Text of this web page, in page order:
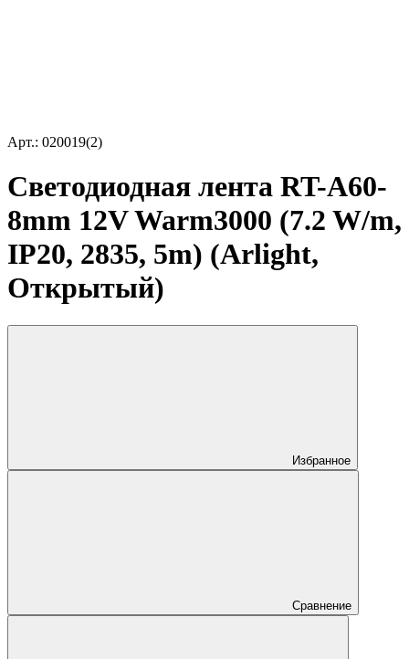
Арт.: 020019(2)
Светодиодная лента RT-A60-
8mm 12V Warm3000 (7.2 W/m,
IP20, 2835, 5m) (Arlight,
Открытый)
Избранное
Сравнение